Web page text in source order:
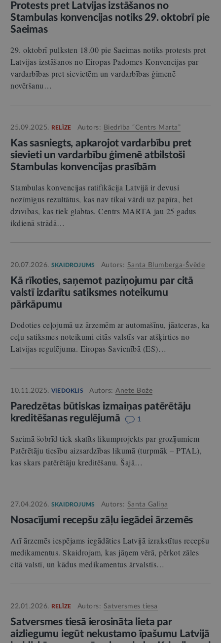
Protests pret Latvijas izstāšanos no
Stambulas konvencijas notiks 29. oktobrī pie
Saeimas
29. oktobrī pulksten 18.00 pie Saeimas notiks protests pret
Latvijas izstāšanos no Eiropas Padomes Konvencijas par
vardarbības pret sievietēm un vardarbības ģimenē
novēršanu…
25.09.2025. RELĪZE Autors: Biedrība “Centrs Marta”
Kas sasniegts, apkarojot vardarbību pret
sievieti un vardarbību ģimenē atbilstoši
Stambulas konvencijas prasībām
Stambulas konvencijas ratifikācija Latvijā ir devusi
nozīmīgus rezultātus, kas nav tikai vārdi uz papīra, bet
dzīvības, kas tiek glābtas. Centrs MARTA jau 25 gadus
ikdienā strādā…
20.07.2026. SKAIDROJUMS Autors: Santa Blumberga-Švēde
Kā rīkoties, saņemot paziņojumu par citā
valstī izdarītu satiksmes noteikumu
pārkāpumu
Dodoties ceļojumā uz ārzemēm ar automašīnu, jāatceras, ka
ceļu satiksmes noteikumi citās valstīs var atšķirties no
Latvijas regulējuma. Eiropas Savienībā (ES)…
10.11.2025. VIEDOKLIS Autors:Anete Bože
Paredzētas būtiskas izmaiņas patērētāju
kreditēšanas regulējumā
1
Saeimā šobrīd tiek skatīts likumprojekts par grozījumiem
Patērētāju tiesību aizsardzības likumā (turpmāk – PTAL),
kas skars patērētāju kreditēšanu. Šajā…
27.04.2026. SKAIDROJUMS Autors: Santa Galiņa
Nosacījumi recepšu zāļu iegādei ārzemēs
Arī ārzemēs iespējams iegādāties Latvijā izrakstītus recepšu
medikamentus. Skaidrojam, kas jāņem vērā, pērkot zāles
citā valstī, un kādus medikamentus ārvalstīs…
22.01.2026. RELĪZE Autors: Satversmes tiesa
Satversmes tiesā ierosināta lieta par
aizliegumu iegūt nekustamo īpašumu Latvijā